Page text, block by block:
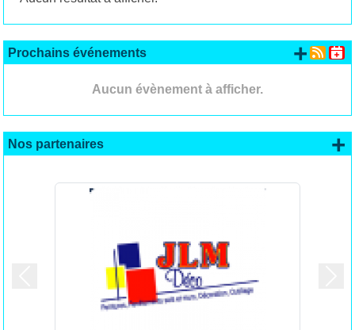
Prochains événements
Aucun évènement à afficher.
+
Nos partenaires +